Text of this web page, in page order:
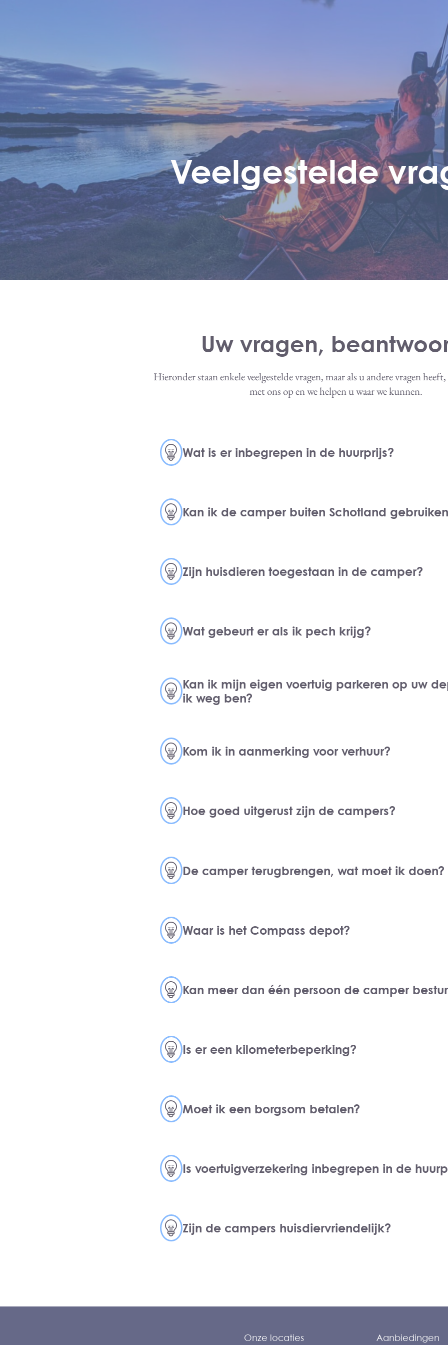
Veelgestelde
Uw vragen,
Hieronder staan enkele veelgestelde vragen, maar als u andere vragen
met ons op en we helpen u waar we kunnen.
Wat is er inbegrepen in de huurprijs?
Kan ik de camper buiten Schotland
Zijn huisdieren toegestaan in de camper?
Wat gebeurt er als ik pech krijg?
Kan ik mijn eigen voertuig parkeren op uw
ik weg ben?
Kom ik in aanmerking voor verhuur?
Hoe goed uitgerust zijn de campers?
De camper terugbrengen, wat moet ik doen?
Waar is het Compass depot?
Kan meer dan één persoon de camper
Is er een kilometerbeperking?
Moet ik een borgsom betalen?
Is voertuigverzekering inbegrepen in de
Zijn de campers huisdiervriendelijk?
Onze locaties Aanbiedingen